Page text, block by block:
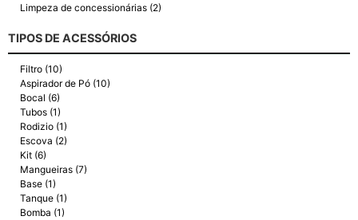
Limpeza de concessionárias (2)
TIPOS DE ACESSÓRIOS
Filtro (10)
Aspirador de Pó (10)
Bocal (6)
Tubos (1)
Rodizio (1)
Escova (2)
Kit (6)
Mangueiras (7)
Base (1)
Tanque (1)
Bomba (1)